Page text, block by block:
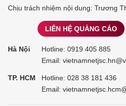
Chịu trách nhiệm nội dung: Trương
LIÊN HỆ QUẢNG CÁO
Hà Nội Hotline: 0919 405 885
Email:
TP. HCM Hotline: 028 38 181 436
Email: